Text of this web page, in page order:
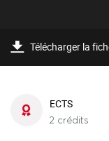
Télécharger la
ECTS
2 crédits